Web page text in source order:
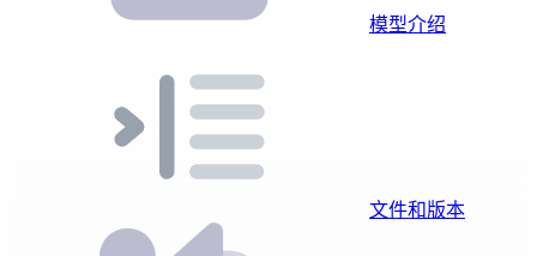
模型介绍
文件和版本